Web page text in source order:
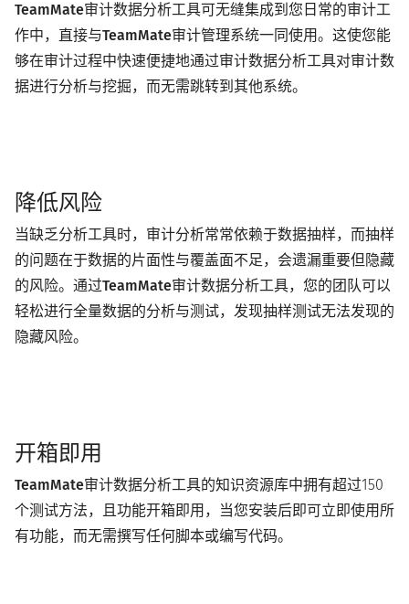
TeamMate审计数据分析工具可无缝集成到您日常的审计工
作中，直接与TeamMate审计管理系统一同使用。这使您能
够在审计过程中快速便捷地通过审计数据分析工具对审计数
据进行分析与挖掘，而无需跳转到其他系统。
降低风险
当缺乏分析工具时，审计分析常常依赖于数据抽样，而抽样
的问题在于数据的片面性与覆盖面不足，会遗漏重要但隐藏
的风险。通过TeamMate审计数据分析工具，您的团队可以
轻松进行全量数据的分析与测试，发现抽样测试无法发现的
隐藏风险。
开箱即用
TeamMate审计数据分析工具的知识资源库中拥有超过150
个测试方法，且功能开箱即用，当您安装后即可立即使用所
有功能，而无需撰写任何脚本或编写代码。